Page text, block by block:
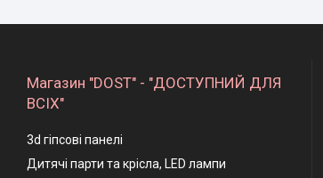
Магазин "DOST" - "ДОСТУПНИЙ ДЛЯ
ВСІХ"
3d гіпсові панелі
Дитячі парти та крісла, LED лампи